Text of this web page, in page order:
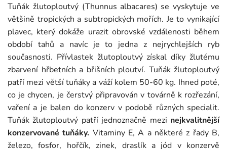
Tuňák žlutoploutvý (Thunnus albacares) se vyskytuje ve
většině tropických a subtropických mořích. Je to vynikající
plavec, který dokáže urazit obrovské vzdálenosti během
období tahů a navíc je to jedna z nejrychlejších ryb
současnosti. Přívlastek žlutoploutvý získal díky žlutému
zbarvení hřbetních a břišních ploutví. Tuňák žlutoploutvý
patří mezi větší tuňáky a váží kolem 50-60 kg. Ihned poté,
co je chycen, je čerstvý připravován v továrně k rozřezání,
vaření a je balen do konzerv v podobě různých specialit.
Tuňák žlutoploutvý patří jednoznačně mezi nejkvalitnější
konzervované tuňáky. Vitaminy E, A a některé z řady B,
železo, fosfor, hořčík, zinek, draslík a jód v konzervě